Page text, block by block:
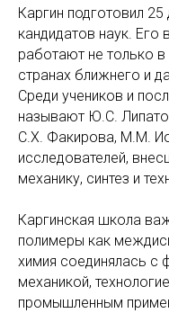
Каргин подготовил
кандидатов наук. Его
работают не только
странах ближнего и
Среди учеников и
называют Ю.С.
С.Х. Факирова, М.М.
исследователей,
механику, синтез и
Каргинская школа
полимеры как
химия соединялась с
механикой,
промышленным